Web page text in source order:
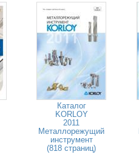
Каталог
KORLOY
2011
Металлорежущий
инструмент
(818 страниц)